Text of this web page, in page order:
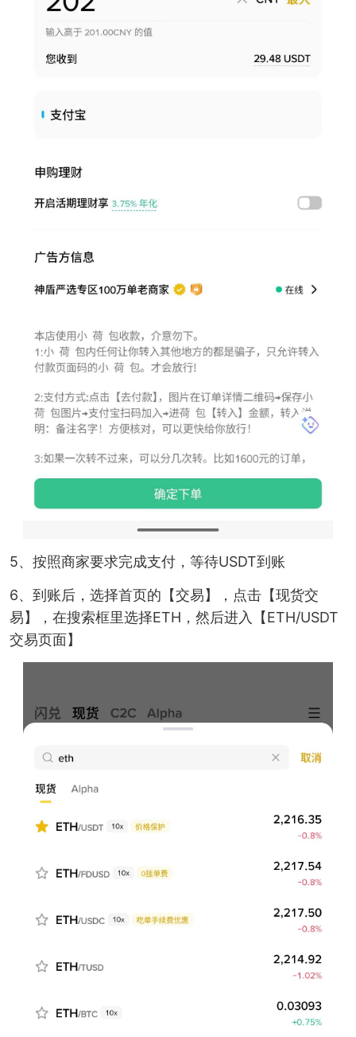
5、按照商家要求完成支付，等待USDT到账
6、到账后，选择首页的【交易】，点击【现货交
易】，在搜索框里选择ETH，然后进入【ETH/USDT
交易页面】